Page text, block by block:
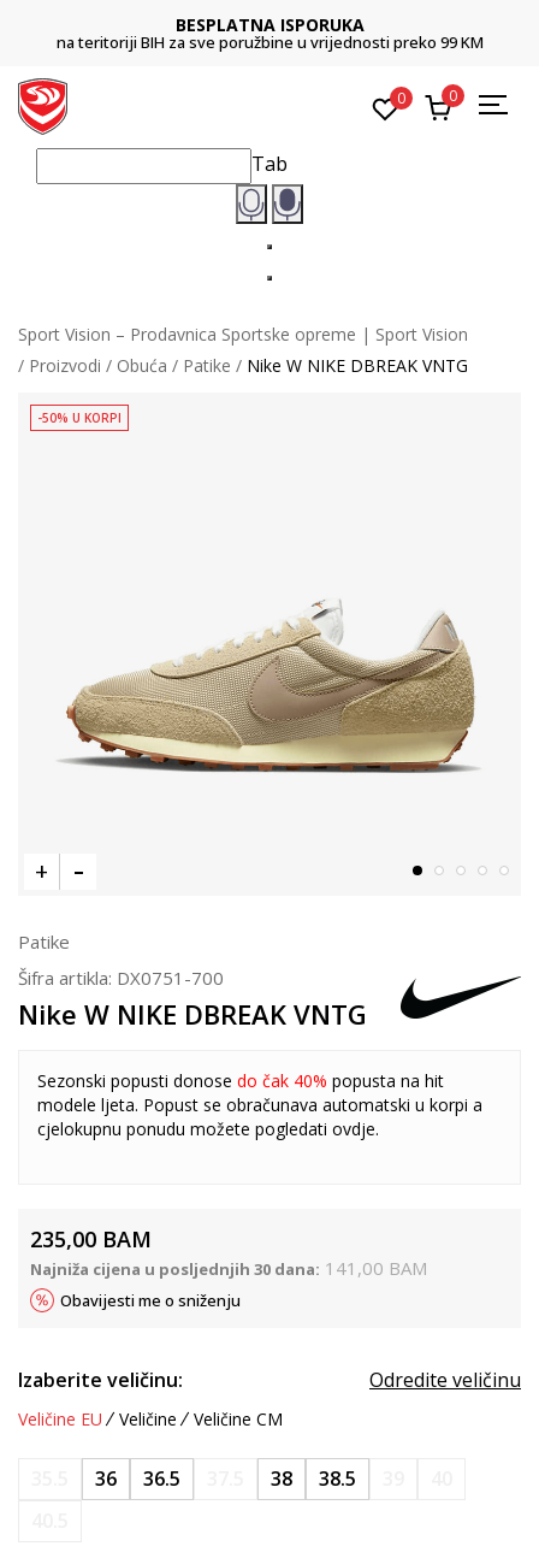
BESPLATNA ISPORUKA
na teritoriji BIH za sve poružbine u vrijednosti preko 99 KM
0 0
Tab
Sport Vision – Prodavnica Sportske opreme | Sport Vision
Proizvodi
Obuća Patike Nike W NIKE DBREAK VNTG
-50% U KORPI
Patike
Šifra artikla: DX0751-700
Nike W NIKE DBREAK VNTG
Sezonski popusti donose do čak 40% popusta na hit
modele ljeta. Popust se obračunava automatski u korpi a
cjelokupnu ponudu možete pogledati ovdje.
235,00 BAM
Najniža cijena u posljednjih 30 dana: 141,00 BAM
Obavijesti me o sniženju
Izaberite veličinu: Odredite veličinu
Veličine EU Veličine Veličine CM
36 36.5 38 38.5